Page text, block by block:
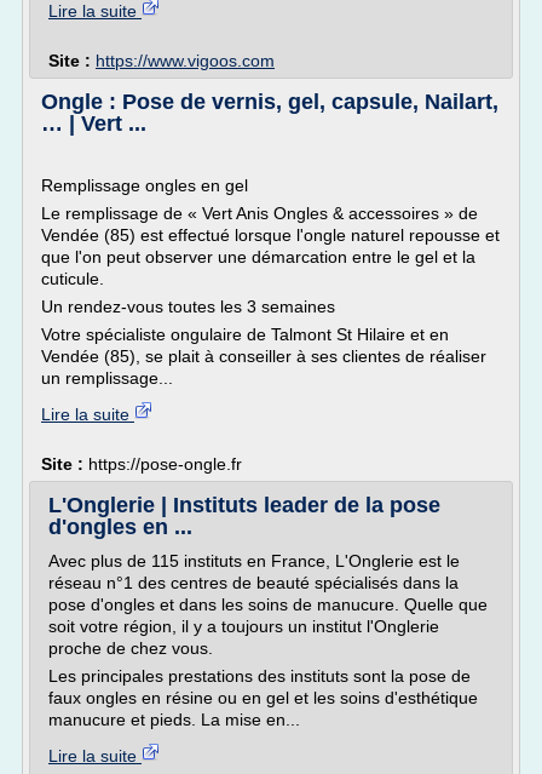
Lire la suite
Site : https://www.vigoos.com
Ongle : Pose de vernis, gel, capsule, Nailart,
… | Vert ...
Remplissage ongles en gel
Le remplissage de « Vert Anis Ongles & accessoires » de
Vendée (85) est effectué lorsque l'ongle naturel repousse et
que l'on peut observer une démarcation entre le gel et la
cuticule.
Un rendez-vous toutes les 3 semaines
Votre spécialiste ongulaire de Talmont St Hilaire et en
Vendée (85), se plait à conseiller à ses clientes de réaliser
un remplissage...
Lire la suite
Site : https://pose-ongle.fr
L'Onglerie | Instituts leader de la pose
d'ongles en ...
Avec plus de 115 instituts en France, L'Onglerie est le
réseau n°1 des centres de beauté spécialisés dans la
pose d'ongles et dans les soins de manucure. Quelle que
soit votre région, il y a toujours un institut l'Onglerie
proche de chez vous.
Les principales prestations des instituts sont la pose de
faux ongles en résine ou en gel et les soins d'esthétique
manucure et pieds. La mise en...
Lire la suite